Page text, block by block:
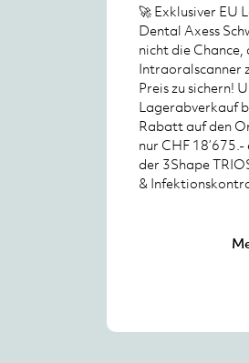
🚀 Exklusiver EU
Dental Axess
nicht die Chance,
Intraoralscanner
Preis zu sichern!
Lagerabverkauf
Rabatt auf den
nur CHF
der 3Shape
&